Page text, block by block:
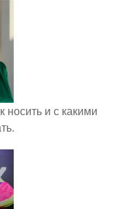
носить и с какими